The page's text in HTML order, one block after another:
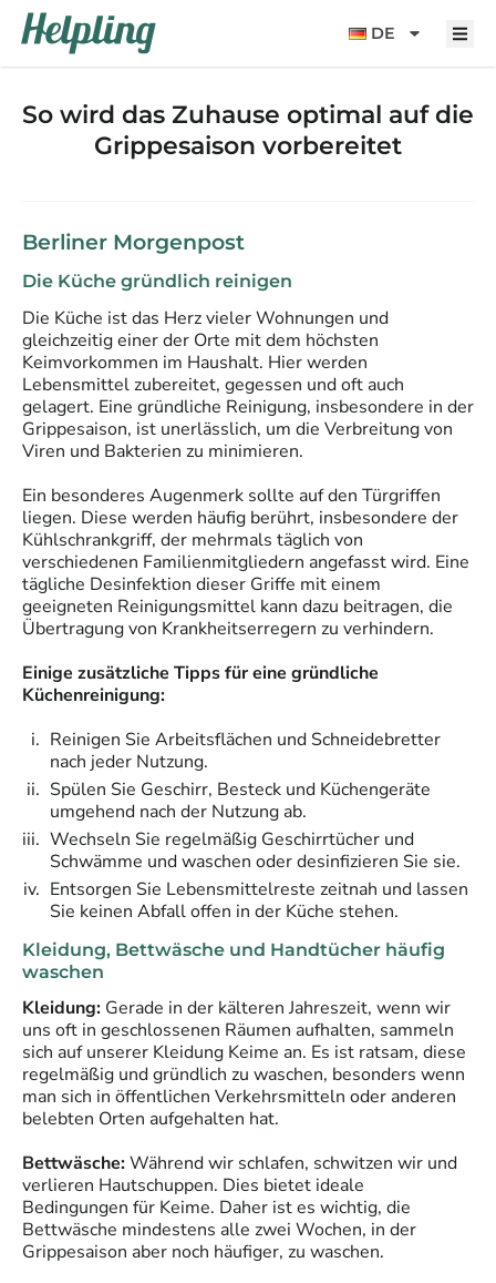
springen
DE
So wird das Zuhause optimal auf die
Grippesaison vorbereitet
Berliner Morgenpost
Die Küche gründlich reinigen
Die Küche ist das Herz vieler Wohnungen und
gleichzeitig einer der Orte mit dem höchsten
Keimvorkommen im Haushalt. Hier werden
Lebensmittel zubereitet, gegessen und oft auch
gelagert. Eine gründliche Reinigung, insbesondere in der
Grippesaison, ist unerlässlich, um die Verbreitung von
Viren und Bakterien zu minimieren.
Ein besonderes Augenmerk sollte auf den Türgriffen
liegen. Diese werden häufig berührt, insbesondere der
Kühlschrankgriff, der mehrmals täglich von
verschiedenen Familienmitgliedern angefasst wird. Eine
tägliche Desinfektion dieser Griffe mit einem
geeigneten Reinigungsmittel kann dazu beitragen, die
Übertragung von Krankheitserregern zu verhindern.
Einige zusätzliche Tipps für eine gründliche
Küchenreinigung:
Reinigen Sie Arbeitsflächen und Schneidebretter
nach jeder Nutzung.
Spülen Sie Geschirr, Besteck und Küchengeräte
umgehend nach der Nutzung ab.
Wechseln Sie regelmäßig Geschirrtücher und
Schwämme und waschen oder desinfizieren Sie sie.
Entsorgen Sie Lebensmittelreste zeitnah und lassen
Sie keinen Abfall offen in der Küche stehen.
Kleidung, Bettwäsche und Handtücher häufig
waschen
Kleidung: Gerade in der kälteren Jahreszeit, wenn wir
uns oft in geschlossenen Räumen aufhalten, sammeln
sich auf unserer Kleidung Keime an. Es ist ratsam, diese
regelmäßig und gründlich zu waschen, besonders wenn
man sich in öffentlichen Verkehrsmitteln oder anderen
belebten Orten aufgehalten hat.
Bettwäsche:Während wir schlafen, schwitzen wir und
verlieren Hautschuppen. Dies bietet ideale
Bedingungen für Keime. Daher ist es wichtig, die
Bettwäsche mindestens alle zwei Wochen, in der
Grippesaison aber noch häufiger, zu waschen.